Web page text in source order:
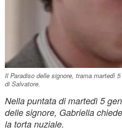
Il Paradiso delle signore, trama martedì
di Salvatore.
Nella puntata di martedì 5
delle signore, Gabriella
la torta nuziale.